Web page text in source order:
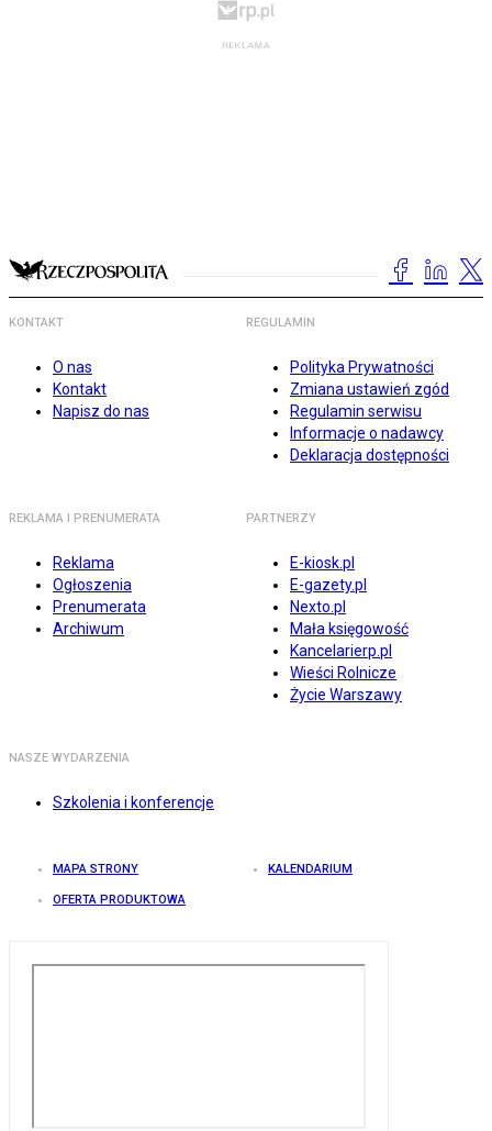
KONTAKT
O nas
Kontakt
Napisz do nas
REGULAMIN
Polityka Prywatności
Zmiana ustawień zgód
Regulamin serwisu
Informacje o nadawcy
Deklaracja dostępności
REKLAMA I PRENUMERATA
Reklama
Ogłoszenia
Prenumerata
Archiwum
PARTNERZY
E-kiosk.pl
E-gazety.pl
Nexto.pl
Mała księgowość
Kancelarierp.pl
Wieści Rolnicze
Życie Warszawy
NASZE WYDARZENIA
Szkolenia i konferencje
MAPA STRONY KALENDARIUM
OFERTA PRODUKTOWA